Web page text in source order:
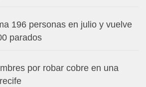
196 personas en julio y vuelve
parados
por robar cobre en una